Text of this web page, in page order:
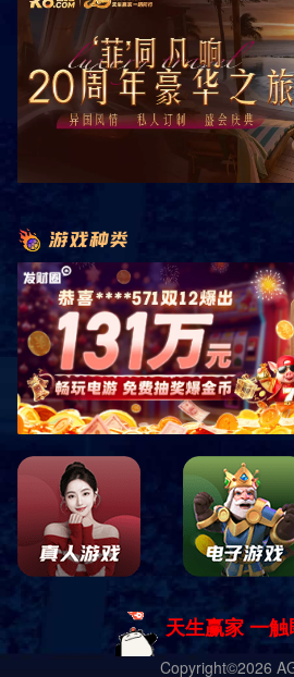
玻纤系列 岩绵系列
HM-FG-09
HM-FG-07
1 5